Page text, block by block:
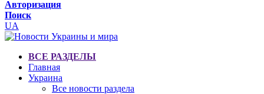
Авторизация
Поиск
UA
ВСЕ РАЗДЕЛЫ
Главная
Украина
Все новости раздела